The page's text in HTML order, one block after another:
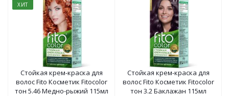
ХИТ
Стойкая крем-краска для
волос Fito Косметик Fitocolor
тон 5.46 Медно-рыжий 115мл
Стойкая крем-краска для
волос Fito Косметик Fitocolor
тон 3.2 Баклажан 115мл